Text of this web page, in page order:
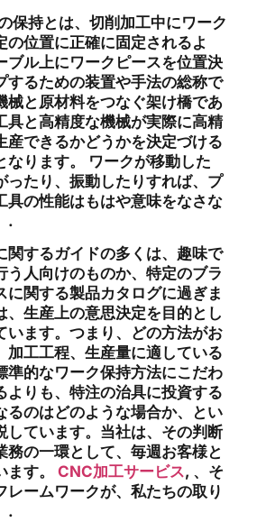
保持とは、切削加工中にワーク
の位置に正確に固定されるよ
ブル上にワークピースを位置決
するための装置や手法の総称で
械と原材料をつなぐ架け橋であ
具と高精度な機械が実際に高精
産できるかどうかを決定づける
なります。 ワークが移動した
ったり、振動したりすれば、プ
具の性能はもはや意味をなさな
.
関するガイドの多くは、趣味で
う人向けのものか、特定のブラ
に関する製品カタログに過ぎま
、生産上の意思決定を目的とし
います。つまり、どの方法がお
加工工程、生産量に適している
準的なワーク保持方法にこだわ
よりも、特注の治具に投資する
るのはどのような場合か、とい
しています。当社は、その判断
務の一環として、毎週お客様と
す。
CNC加工サービス, 、そ
レームワークが、私たちの取り
.